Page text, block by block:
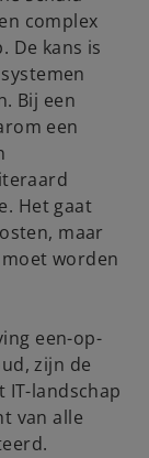
complex
De kans is
Bij een
een
Het gaat
maar
worden
een-op-
zijn de
IT-landschap
van alle